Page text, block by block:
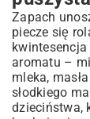
Zapach
piecze się
aromatu –
mleka,
słodkiego
dzieciństwa,